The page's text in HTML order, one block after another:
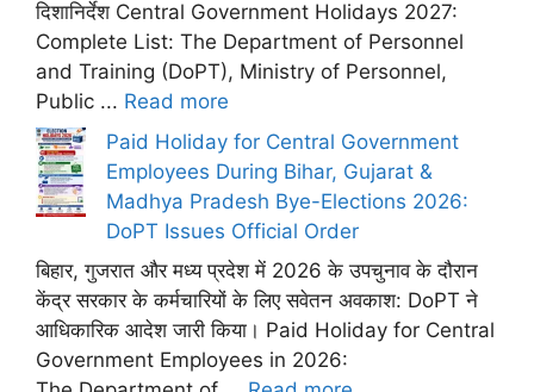
दिशानिर्देश Central Government Holidays 2027:
Complete List: The Department of Personnel
and Training (DoPT), Ministry of Personnel,
Public ... Read more
Paid Holiday for Central Government
Employees During Bihar, Gujarat &
Madhya Pradesh Bye-Elections 2026:
DoPT Issues Official Order
बिहार, गुजरात और मध्य प्रदेश में 2026 के उपचुनाव के दौरान
केंद्र सरकार के कर्मचारियों के लिए सवेतन अवकाश: DoPT ने
आधिकारिक आदेश जारी किया। Paid Holiday for Central
Government Employees in 2026: